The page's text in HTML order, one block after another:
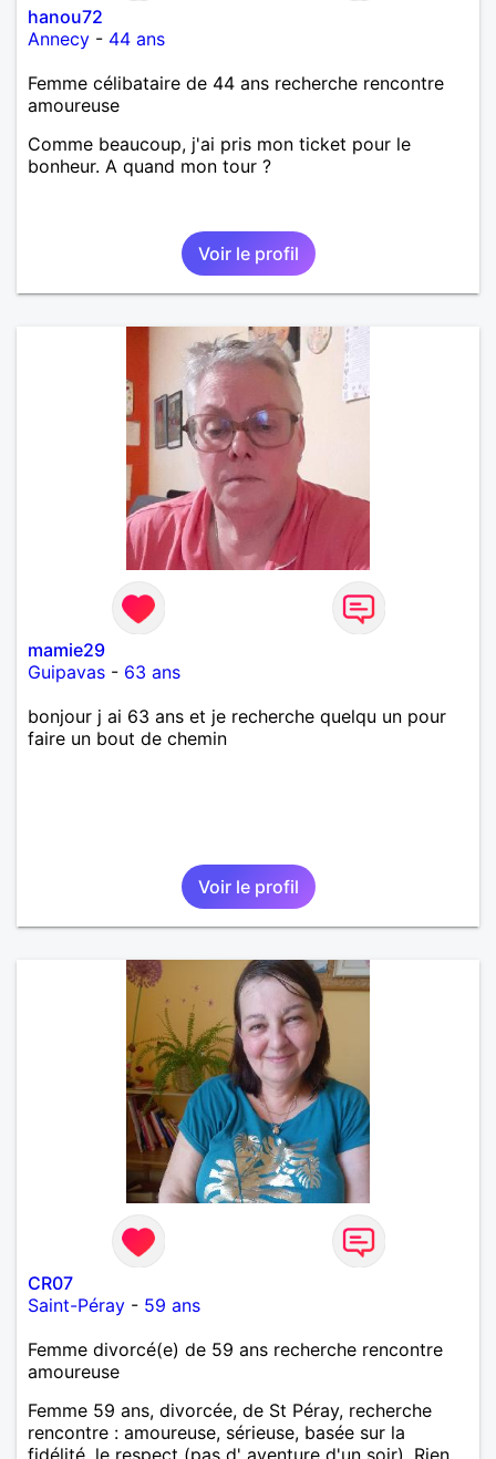
hanou72
Annecy - 44 ans
Femme célibataire de 44 ans recherche rencontre
amoureuse
Comme beaucoup, j'ai pris mon ticket pour le
bonheur. A quand mon tour ?
Voir le profil
mamie29
Guipavas - 63 ans
bonjour j ai 63 ans et je recherche quelqu un pour
faire un bout de chemin
Voir le profil
CR07
Saint-Péray - 59 ans
Femme divorcé(e) de 59 ans recherche rencontre
amoureuse
Femme 59 ans, divorcée, de St Péray, recherche
rencontre : amoureuse, sérieuse, basée sur la
fidélité, le respect (pas d' aventure d'un soir). Rien